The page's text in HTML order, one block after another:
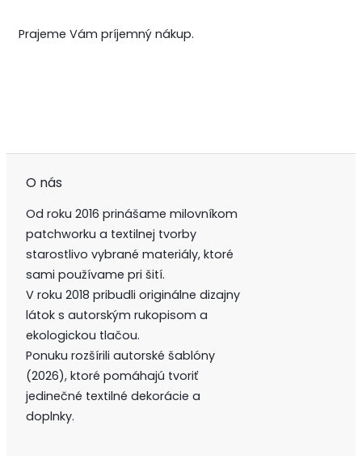
Prajeme Vám príjemný nákup.
O nás
Od roku 2016 prinášame milovníkom
patchworku a textilnej tvorby
starostlivo vybrané materiály, ktoré
sami používame pri šití.
V roku 2018 pribudli originálne dizajny
látok s autorským rukopisom a
ekologickou tlačou.
Ponuku rozšírili autorské šablóny
(2026), ktoré pomáhajú tvoriť
jedinečné textilné dekorácie a
doplnky.